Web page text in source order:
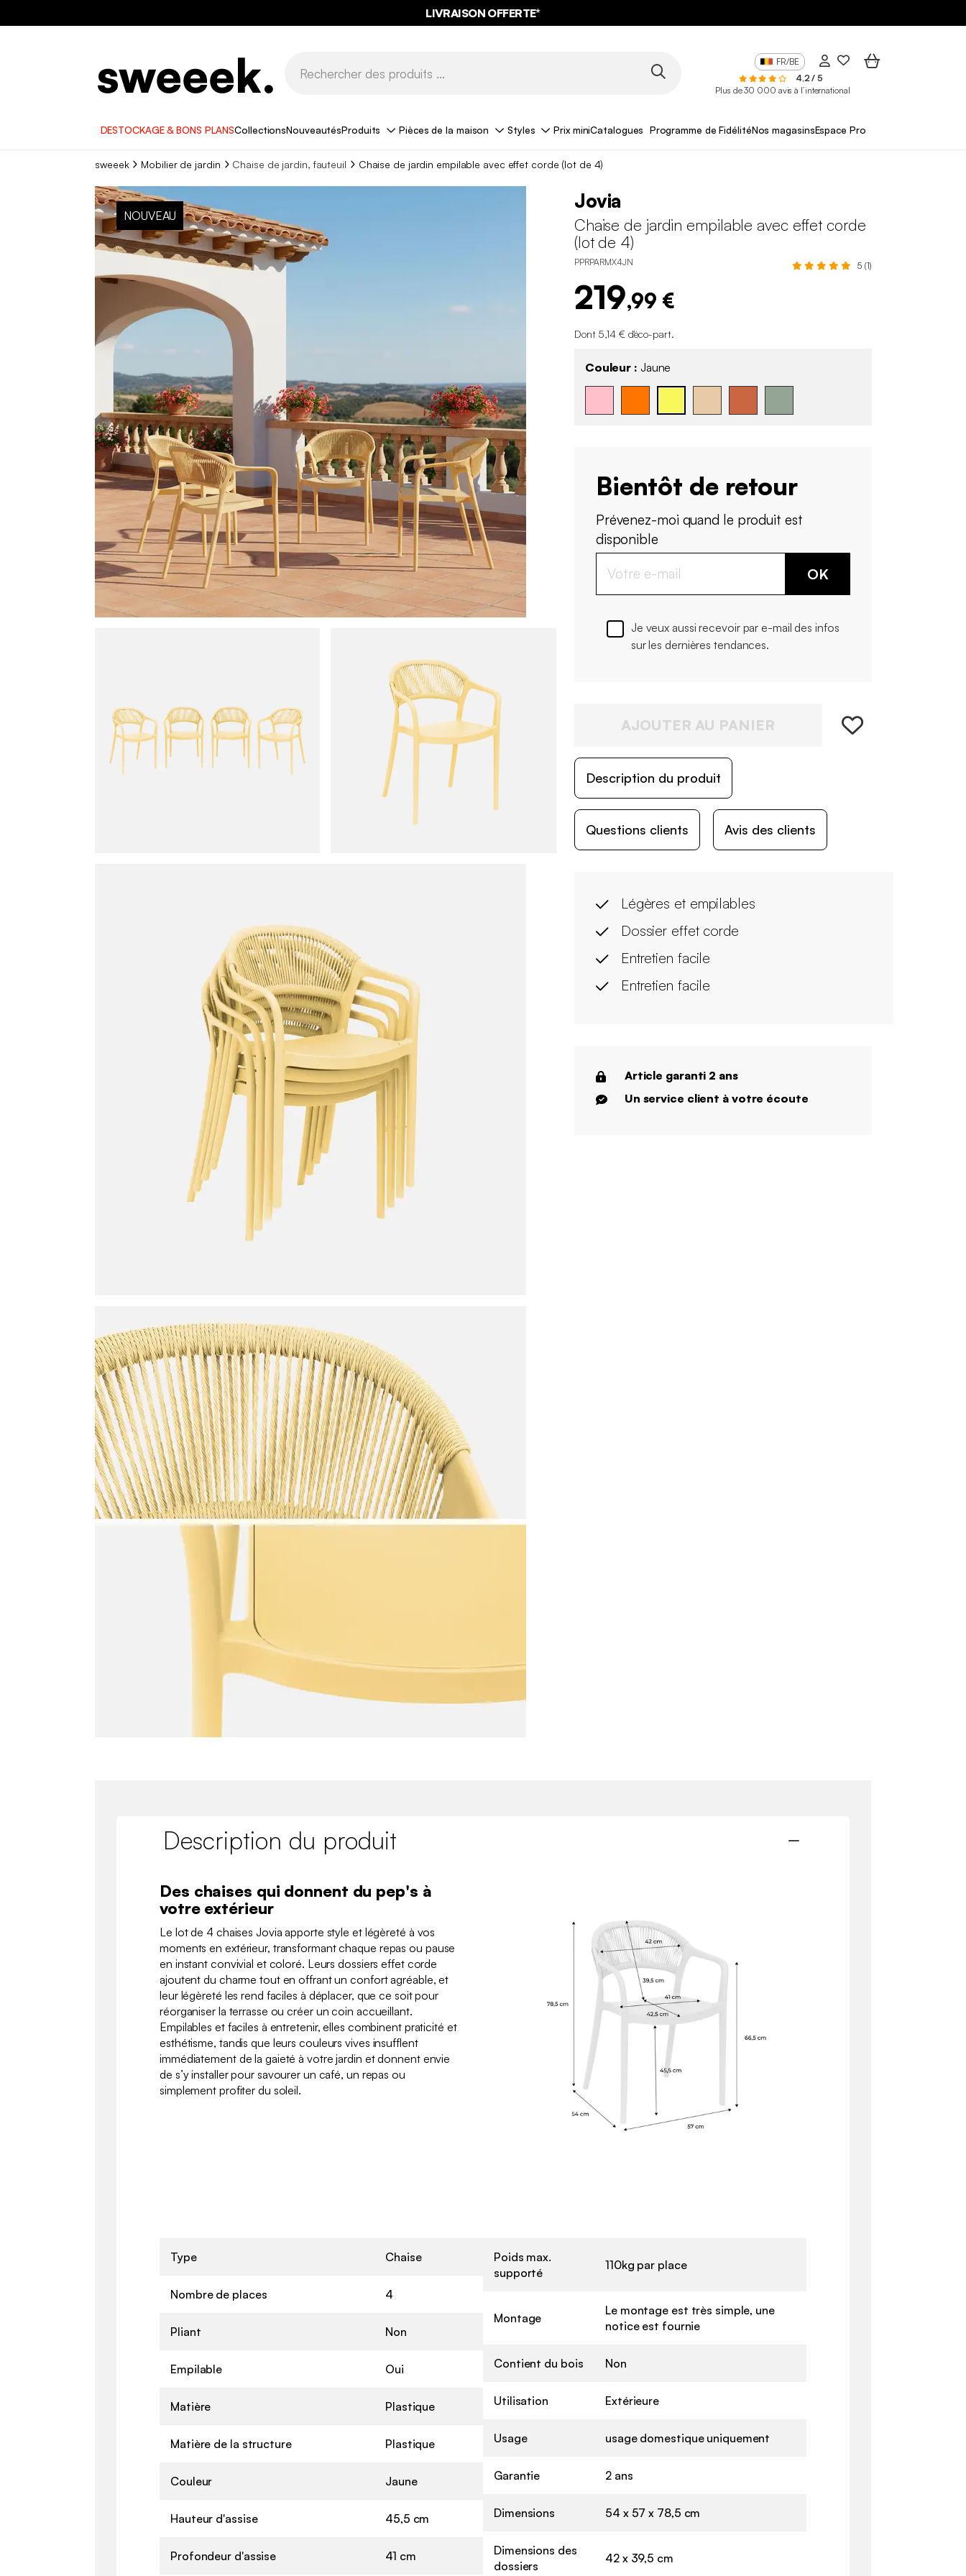
LIVRAISON OFFERTE*
FR/BE
4,2 / 5
Plus de 30 000 avis à l’international
DESTOCKAGE & BONS PLANSCollectionsNouveautésProduits Pièces de la maison Styles Prix miniCatalogues Programme de FidélitéNos magasinsEspace Pro
sweeek Mobilier de jardin Chaise de jardin, fauteuil Chaise de jardin empilable avec effet corde (lot de 4)
NOUVEAU
Jovia
Chaise de jardin empilable avec effet corde
(lot de 4)
PPRPARMX4JN 5 (1)
219,99 €
Dont 5,14 € d'éco-part.
Couleur : Jaune
Bientôt de retour
Prévenez-moi quand le produit est
disponible
OK
Je veux aussi recevoir par e-mail des infos
sur les dernières tendances.
AJOUTER AU PANIER
Description du produit
Questions clients Avis des clients
Légères et empilables
Dossier effet corde
Entretien facile
Entretien facile
Article garanti 2 ans
Un service client à votre écoute
Description du produit
Des chaises qui donnent du pep's à
votre extérieur
Le lot de 4 chaises Jovia apporte style et légèreté à vos
moments en extérieur, transformant chaque repas ou pause
en instant convivial et coloré. Leurs dossiers effet corde
ajoutent du charme tout en offrant un confort agréable, et
leur légèreté les rend faciles à déplacer, que ce soit pour
réorganiser la terrasse ou créer un coin accueillant.
Empilables et faciles à entretenir, elles combinent praticité et
esthétisme, tandis que leurs couleurs vives insufflent
immédiatement de la gaieté à votre jardin et donnent envie
de s’y installer pour savourer un café, un repas ou
simplement profiter du soleil.
Type Chaise
Nombre de places 4
Pliant Non
Empilable Oui
Matière Plastique
Matière de la structure Plastique
Couleur Jaune
Hauteur d'assise 45,5 cm
Profondeur d'assise 41 cm
Poids max.
supporté
110kg par place
Montage
Le montage est très simple, une
notice est fournie
Contient du bois Non
Utilisation Extérieure
Usage usage domestique uniquement
Garantie 2 ans
Dimensions 54 x 57 x 78,5 cm
Dimensions des
dossiers
42 x 39,5 cm